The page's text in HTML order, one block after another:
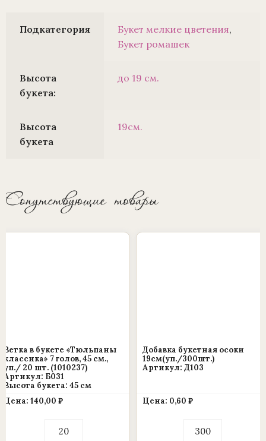
Подкатегория Букет мелкие цветения,
Букет ромашек
Высота
букета:
до 19 см.
Высота
букета
19см.
Сопутствующие товары
Ветка в букете «Тюльпаны
классика» 7 голов, 45 см.,
уп./ 20 шт. (1010237)
Артикул: Б031
Высота букета: 45 см
Цена: 140,00 ₽
товара
Добавка букетная осоки
19см(уп./300шт.)
Артикул: Д103
Цена: 0,60 ₽
товара